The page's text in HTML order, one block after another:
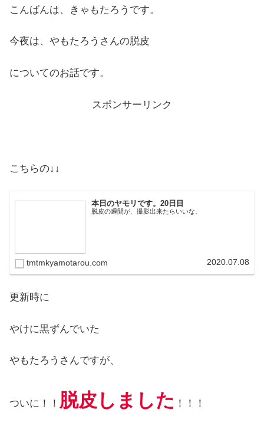
こんばんは、きゃもたろうです。
今夜は、やもたろうさんの脱皮
についてのお話です。
スポンサーリンク
こちらの↓↓
本日のヤモリです。20日目
脱皮の瞬間が、撮影出来たらいいな。
tmtmkyamotarou.com 2020.07.08
更新時に
やけに黒ずんでいた
やもたろうさんですが、
ついに！！ 脱皮しました ！！！